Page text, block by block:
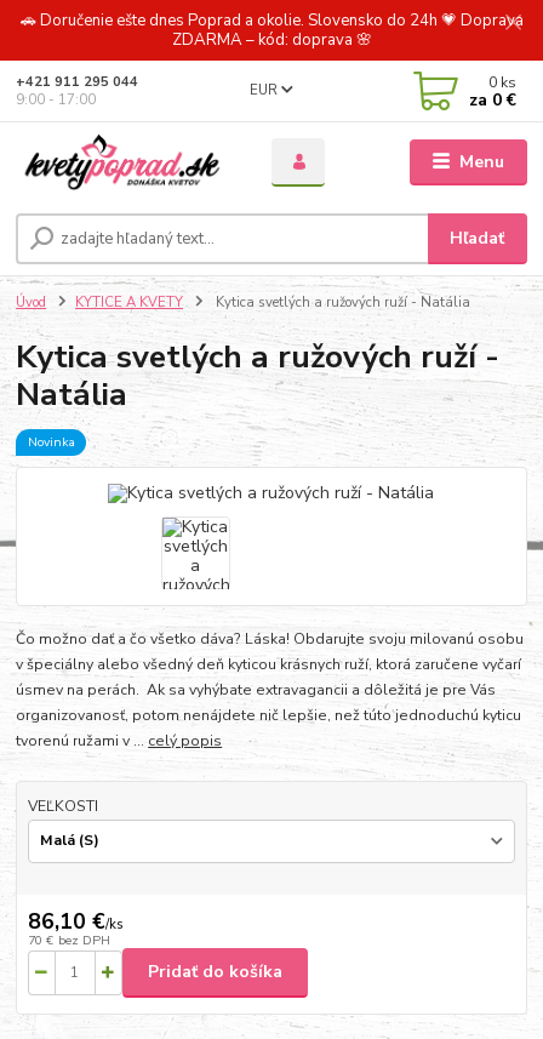
🚗 Doručenie ešte dnes Poprad a okolie. Slovensko do 24h 💗 Doprava
ZDARMA – kód: doprava 🌸
Menu
EUR
Hľadať
+421 911 295 044
9:00 - 17:00
0 ks
za 0 €
Úvod KYTICE A KVETY Kytica svetlých a ružových ruží - Natália
Kytica svetlých a ružových ruží -
Natália
Novinka
Čo možno dať a čo všetko dáva? Láska! Obdarujte svoju milovanú osobu
v špeciálny alebo všedný deň kyticou krásnych ruží, ktorá zaručene vyčarí
úsmev na perách. Ak sa vyhýbate extravagancii a dôležitá je pre Vás
organizovanosť, potom nenájdete nič lepšie, než túto jednoduchú kyticu
tvorenú ružami v ... celý popis
VEĽKOSTI
86,10 €/ks
70 € bez DPH
Pridať do košíka